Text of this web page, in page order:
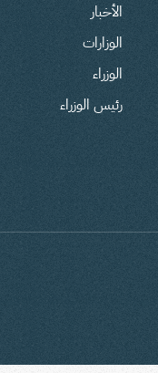
الأخبار
الوزارات
الوزراء
رئيس الوزراء